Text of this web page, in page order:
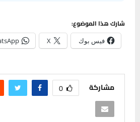
شارك هذا الموضوع:
فيس بوك X
مشاركة 0